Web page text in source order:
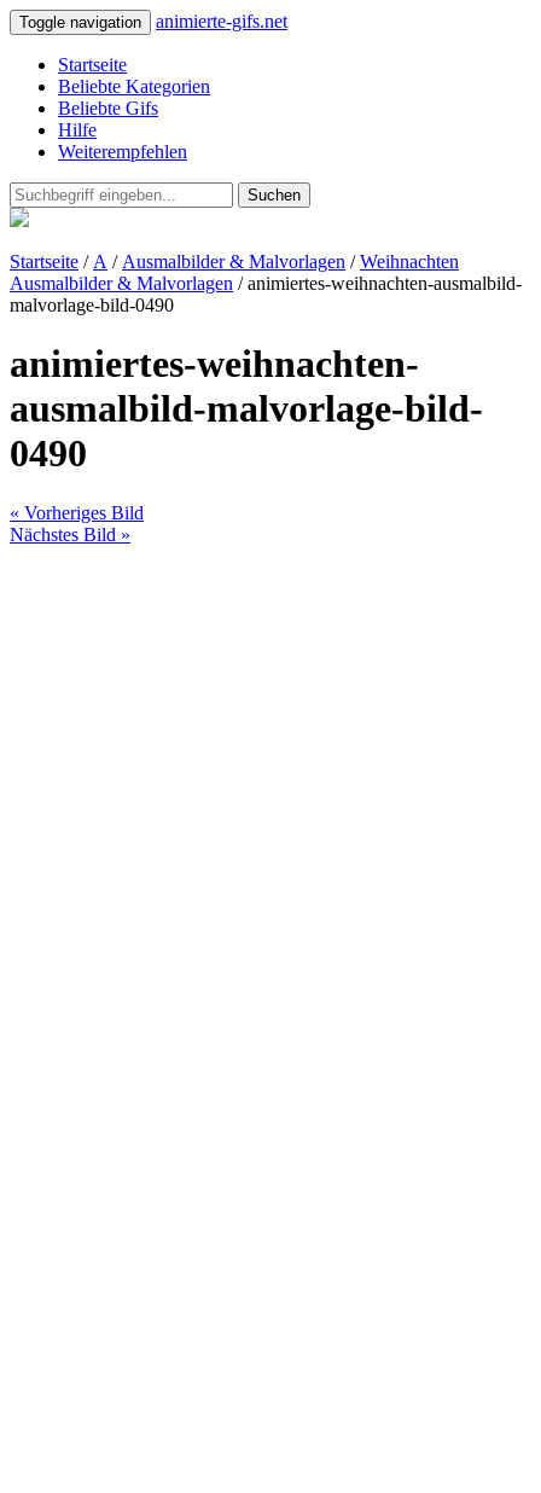
Toggle navigation animierte-gifs.net
Startseite
Beliebte Kategorien
Beliebte Gifs
Hilfe
Weiterempfehlen
Suchen
Startseite / A / Ausmalbilder & Malvorlagen /Weihnachten
Ausmalbilder & Malvorlagen / animiertes-weihnachten-ausmalbild-
malvorlage-bild-0490
animiertes-weihnachten-
ausmalbild-malvorlage-bild-
0490
« Vorheriges Bild
Nächstes Bild »